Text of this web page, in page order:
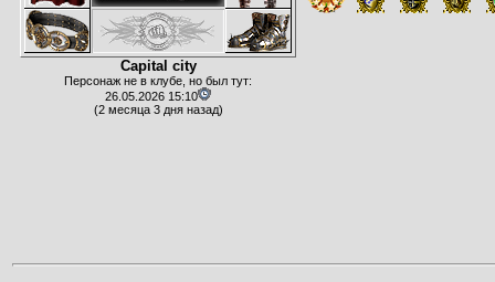
Capital city
Персонаж не в клубе, но был тут:
26.05.2026 15:10
(2 месяца 3 дня назад)